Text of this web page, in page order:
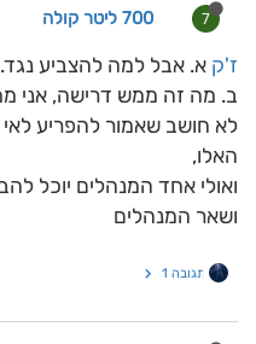
7 700 ליטר קולה
ז'ק א. אבל למה להצביע נגד.
ב. מה זה ממש דרישה, אני
לא חושב שאמור להפריע
האלו,
ואולי אחד המנהלים יוכל
ושאר המנהלים
תגובה 1